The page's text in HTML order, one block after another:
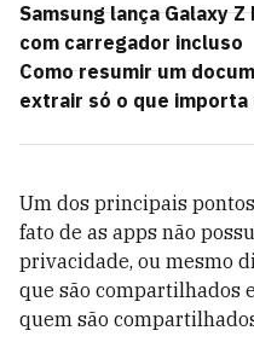
Samsung lança Galaxy
com carregador incluso
Como resumir um
extrair só o que importa
Um dos principais
fato de as apps não
privacidade, ou mesmo
que são compartilhados
quem são